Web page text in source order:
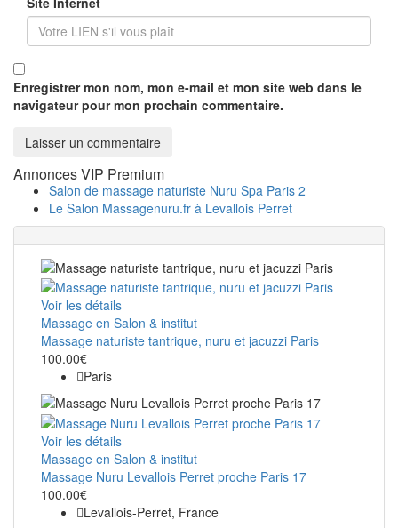
Enregistrer mon nom, mon e-mail et mon site web dans le
navigateur pour mon prochain commentaire.
Annonces VIP Premium
Salon de massage naturiste Nuru Spa Paris 2
Le Salon Massagenuru.fr à Levallois Perret
Voir les détails
Massage en Salon & institut
Massage naturiste tantrique, nuru et jacuzzi Paris
100.00€
Paris
Voir les détails
Massage en Salon & institut
Massage Nuru Levallois Perret proche Paris 17
100.00€
Levallois-Perret, France